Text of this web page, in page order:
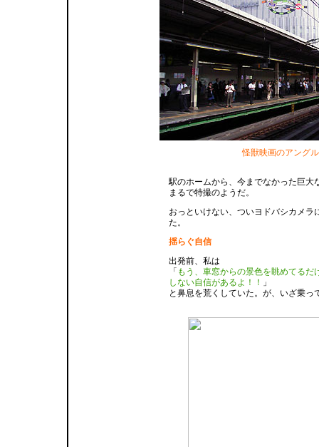
怪獣映画のアングル
駅のホームから、今までなかった巨大
まるで特撮のようだ。
おっといけない、ついヨドバシカメラ
た。
揺らぐ自信
出発前、私は
「 もう、車窓からの景色を眺めてるだ
しない自信があるよ！！
」
と鼻息を荒くしていた。が、いざ乗